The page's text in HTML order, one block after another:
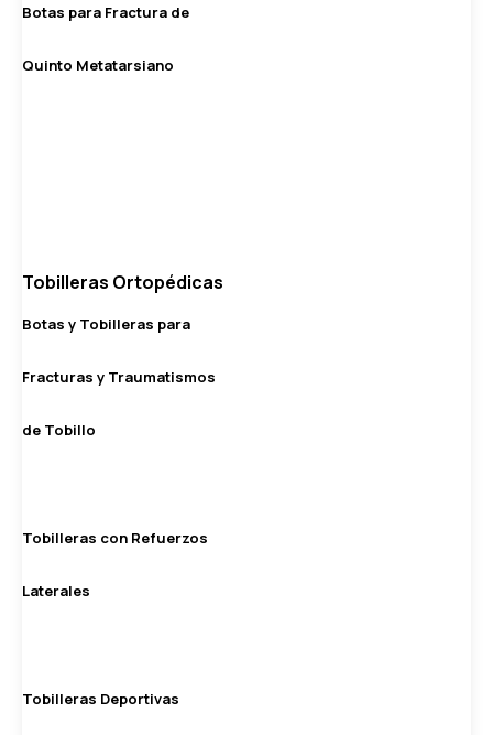
Botas para Fractura de
Quinto Metatarsiano
Tobilleras Ortopédicas
Botas y Tobilleras para
Fracturas y Traumatismos
de Tobillo
Tobilleras con Refuerzos
Laterales
Tobilleras Deportivas